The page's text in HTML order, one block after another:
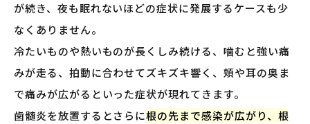
が続き、夜も眠れないほどの症状に発展するケースも少
なくありません。
冷たいものや熱いものが長くしみ続ける、噛むと強い痛
みが走る、拍動に合わせてズキズキ響く、頬や耳の奥ま
で痛みが広がるといった症状が現れてきます。
歯髄炎を放置するとさらに根の先まで感染が広がり、根